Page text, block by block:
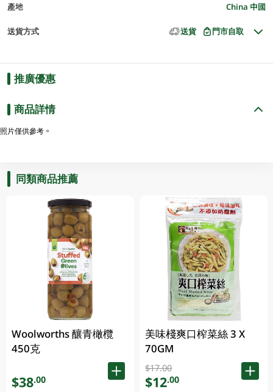
產地 China 中國
送貨方式 送貨 門市自取
推廣優惠
商品詳情
照片僅供參考。
同類商品推薦
Woolworths 釀青橄欖
450克
$38.00
美味棧爽口榨菜絲 3 X
70GM
$17.00
$12.00